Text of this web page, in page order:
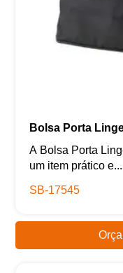
Bolsa Porta
A Bolsa Porta
um item prático e...
SB-17545